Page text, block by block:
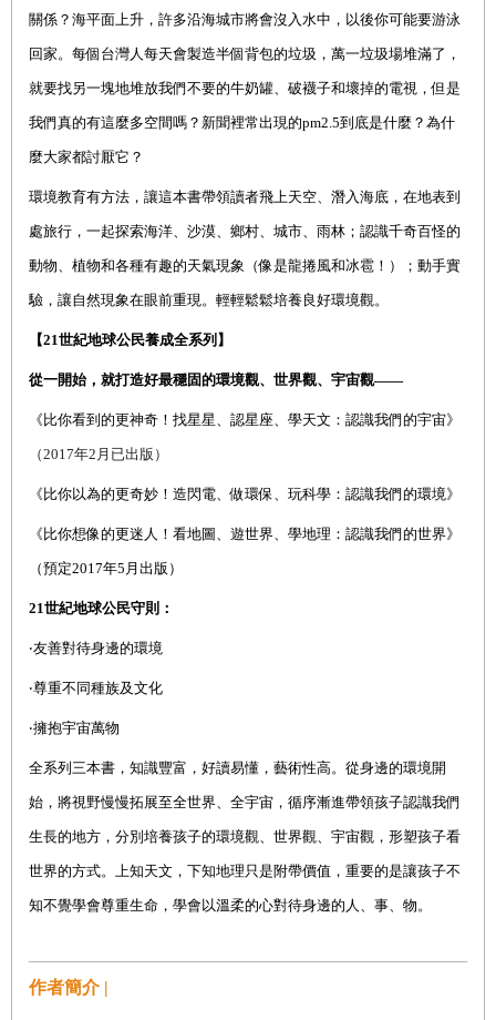
關係？海平面上升，許多沿海城市將會沒入水中，以後你可能要游泳
回家。每個台灣人每天會製造半個背包的垃圾，萬一垃圾場堆滿了，
就要找另一塊地堆放我們不要的牛奶罐、破襪子和壞掉的電視，但是
我們真的有這麼多空間嗎？新聞裡常出現的pm2.5到底是什麼？為什
麼大家都討厭它？
環境教育有方法，讓這本書帶領讀者飛上天空、潛入海底，在地表到
處旅行，一起探索海洋、沙漠、鄉村、城市、雨林；認識千奇百怪的
動物、植物和各種有趣的天氣現象（像是龍捲風和冰雹！）；動手實
驗，讓自然現象在眼前重現。輕輕鬆鬆培養良好環境觀。
【21世紀地球公民養成全系列】
從一開始 ， 就打造好最穩固的環境觀、世界觀、宇宙觀——
《比你看到的更神奇！找星星、認星座、學天文：認識我們的宇宙》
（2017年2 月已出版）
《比你以為的更奇妙！造閃電、做環保、玩科學：認識我們的環境》
《比你想像的更迷人 ！看地圖、遊世界、學地理：認識我們的世界》
（預定2017年5月出版）
21世紀地球公民守則：
‧友善對待身邊的環境
‧尊重不同種族及文化
‧擁抱宇宙萬物
全系列三本書，知識豐富，好讀易懂，藝術性高。從身邊的環境開
始，將視野慢慢拓展至全世界、全宇宙，循序漸進帶領孩子認識我們
生長的地方，分別培養孩子的環境觀、世界觀、宇宙觀，形塑孩子看
世界的方式。上知天文，下知地理只是附帶價值，重要的是讓孩子不
知不覺學會尊重生命，學會以溫柔的心對待身邊的人、事、物。
作者簡介 |